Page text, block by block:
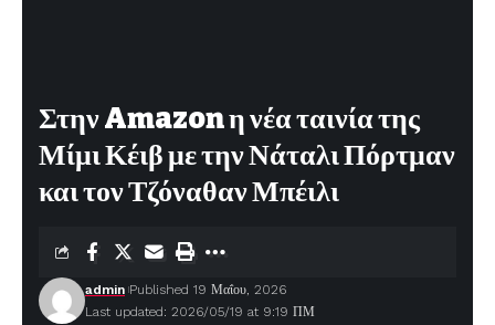
Στην Amazon η νέα ταινία της
Μίμι Κέιβ με την Νάταλι Πόρτμαν
και τον Τζόναθαν Μπέιλι
Last updated: 2026/05/19 at 9:19 ΠΜ
admin Published 19 Μαΐου, 2026